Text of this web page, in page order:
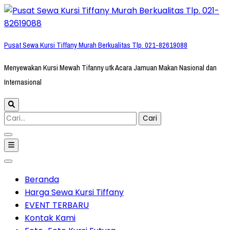
Lompat
ke
(Tekan
Pusat Sewa Kursi Tiffany Murah Berkualitas Tlp. 021-82619088
Menyewakan Kursi Mewah Tifanny utk Acara Jamuan Makan Nasional dan
Internasional
Cari
untuk:
Beranda
Harga Sewa Kursi Tiffany
EVENT TERBARU
Kontak Kami